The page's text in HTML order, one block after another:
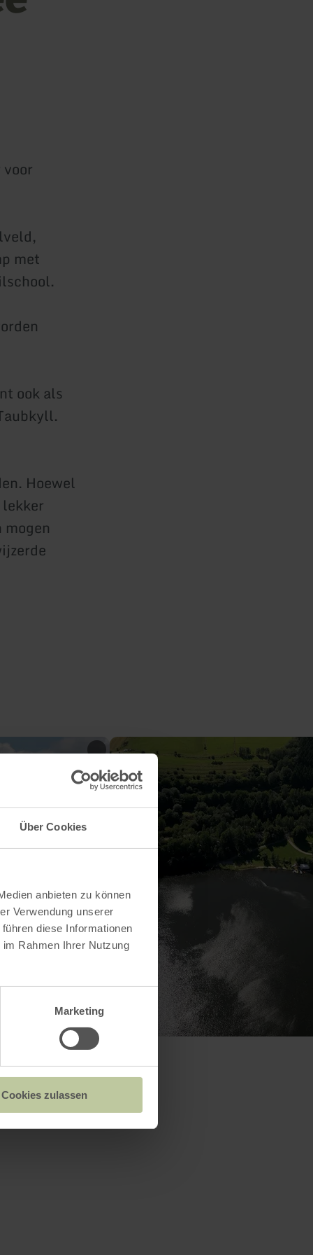
Über Cookies
anbieten zu können
Verwendung unserer
diese Informationen
Rahmen Ihrer Nutzung
Marketing
Cookies zulassen
met
ook als
Hoewel